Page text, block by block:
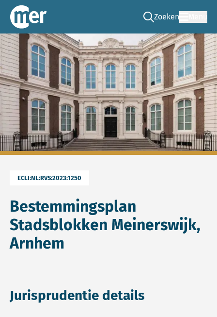
Commissie mer
Zoeken
Ga naar de zoek
ECLI:NL:RVS:2023:1250
Bestemmingsplan
Stadsblokken Meinerswijk,
Arnhem
Jurisprudentie details